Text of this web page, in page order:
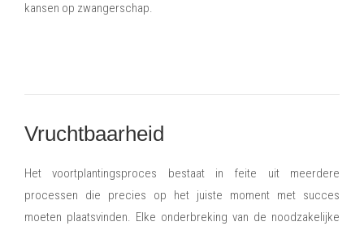
kansen op zwangerschap.
Vruchtbaarheid
Het voortplantingsproces bestaat in feite uit meerdere
processen die precies op het juiste moment met succes
moeten plaatsvinden. Elke onderbreking van de noodzakelijke